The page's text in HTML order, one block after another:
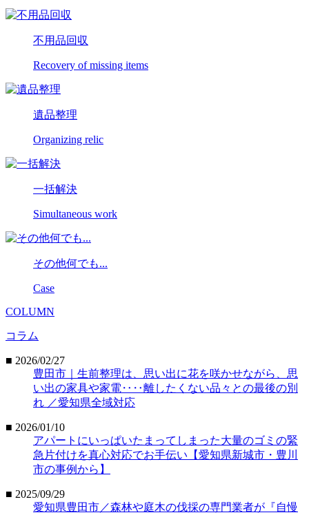
不用品回収
Recovery of missing items
遺品整理
Organizing relic
一括解決
Simultaneous work
その他何でも...
Case
COLUMN
コラム
■ 2026/02/27
豊田市｜生前整理は、思い出に花を咲かせながら、思
い出の家具や家電‥‥離したくない品々との最後の別
れ ／愛知県全域対応
■ 2026/01/10
アパートにいっぱいたまってしまった大量のゴミの緊
急片付けを真心対応でお手伝い【愛知県新城市・豊川
市の事例から】
■ 2025/09/29
愛知県豊田市／森林や庭木の伐採の専門業者が『自慢